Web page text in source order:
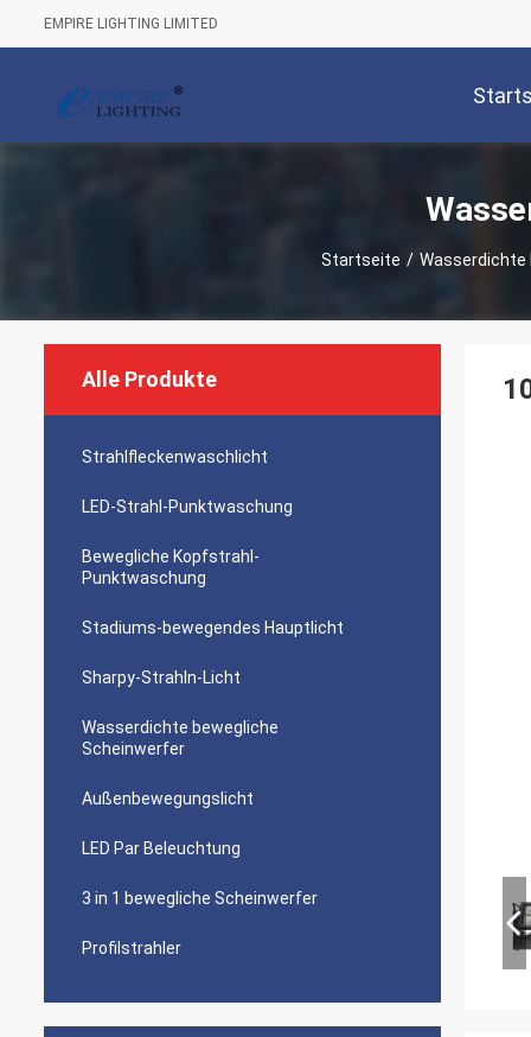
EMPIRE LIGHTING LIMITED
Startseite / Wasserdichte
Alle Produkte
Strahlfleckenwaschlicht
LED-Strahl-Punktwaschung
Bewegliche Kopfstrahl-
Punktwaschung
Stadiums-bewegendes Hauptlicht
Sharpy-Strahln-Licht
Wasserdichte bewegliche
Scheinwerfer
Außenbewegungslicht
LED Par Beleuchtung
3 in 1 bewegliche Scheinwerfer
Profilstrahler